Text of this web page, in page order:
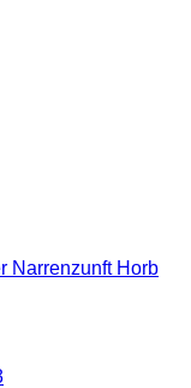
Narrenzunft Horb